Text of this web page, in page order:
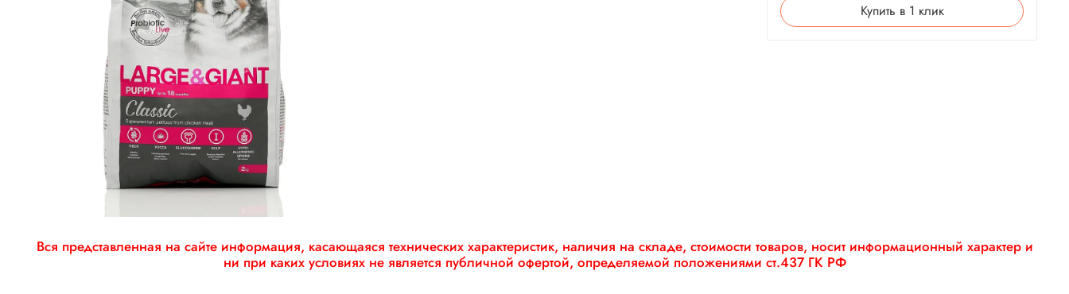
Купить в 1 клик
Вся представленная на сайте информация, касающаяся технических характеристик, наличия на складе, стоимости товаров, носит информационный характер и
ни при каких условиях не является публичной офертой, определяемой положениями ст.437 ГК РФ